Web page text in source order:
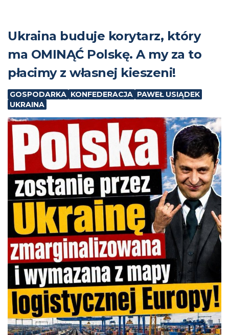
Ukraina buduje korytarz, który
ma OMINĄĆ Polskę. A my za to
płacimy z własnej kieszeni!
GOSPODARKA KONFEDERACJA PAWEŁ USIĄDEK
UKRAINA